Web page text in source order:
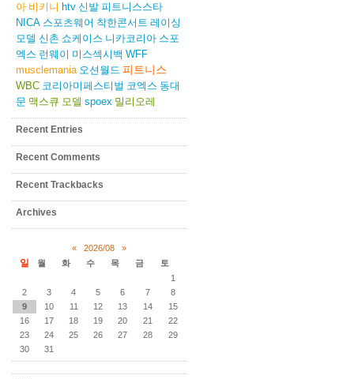
아 비키니 htv 신발 피트니스스타
NICA 스포츠웨어 착한콘서트 레이싱
모델 신촌 쇼케이스 니카코리아 스포
엑스 런웨이 미스섹시백 WFF
musclemania 오션월드 피트니스
WBC 코리아미페스티벌 코엑스 동대
문 맥스큐 모델 spoex 밀리오레
Recent Entries
Recent Comments
Recent Trackbacks
Archives
« 2026/08 »
일 월 화 수 목 금
토
1
2
3 4 5 6 7
8
9
10 11 12 13 14
15
16
17 18 19 20 21
22
23
24 25 26 27 28
29
30
31